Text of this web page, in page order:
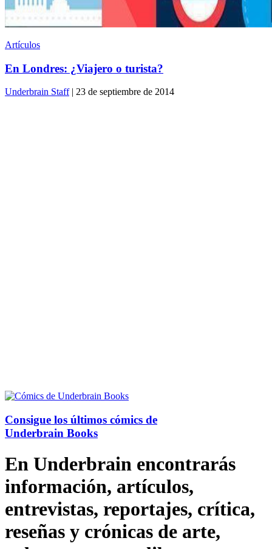
Artículos
En Londres: ¿Viajero o turista?
Underbrain Staff| 23 de septiembre de 2014
Consigue los últimos cómics de
Underbrain Books
En Underbrain encontrarás
información, artículos,
entrevistas, reportajes, crítica,
reseñas y crónicas de arte,